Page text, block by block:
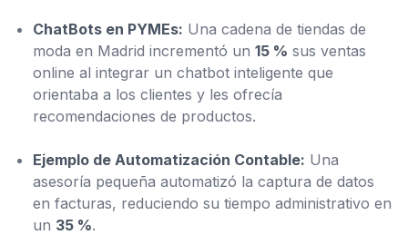
ChatBots en PYMEs: Una cadena de tiendas de
moda en Madrid incrementó un 15 % sus ventas
online al integrar un chatbot inteligente que
orientaba a los clientes y les ofrecía
recomendaciones de productos.
Ejemplo de Automatización Contable: Una
asesoría pequeña automatizó la captura de datos
en facturas, reduciendo su tiempo administrativo en
un 35 %.